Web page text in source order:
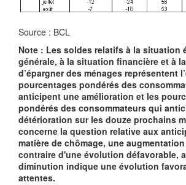
Source : BCL
Note : Les soldes relatifs à la situation
générale, à la situation financière et à
d’épargner des ménages représentent
pourcentages pondérés des
anticipent une amélioration et les
pondérés des consommateurs qui
détérioration sur les douze prochains
concerne la question relative aux
matière de chômage, une
contraire d'une évolution défavorable,
diminution indique une évolution
attentes.